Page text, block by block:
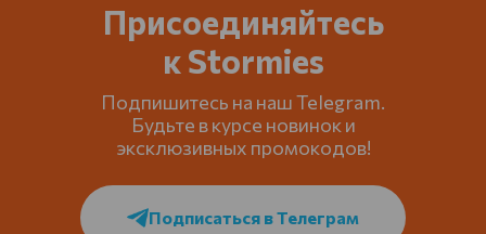
Подпишитесь на наш Telegram.
Будьте в курсе новинок и
эксклюзивных промокодов!
Присоединяйтесь
к Stormies
Подписаться в Телеграм